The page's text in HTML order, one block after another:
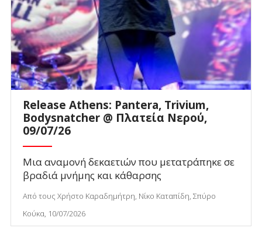
Release Athens: Pantera, Trivium,
Bodysnatcher @ Πλατεία Νερού,
09/07/26
Μια αναμονή δεκαετιών που μετατράπηκε σε
βραδιά μνήμης και κάθαρσης
Από τους Χρήστο Καραδημήτρη, Νίκο Καταπίδη, Σπύρο
Κούκα, 10/07/2026